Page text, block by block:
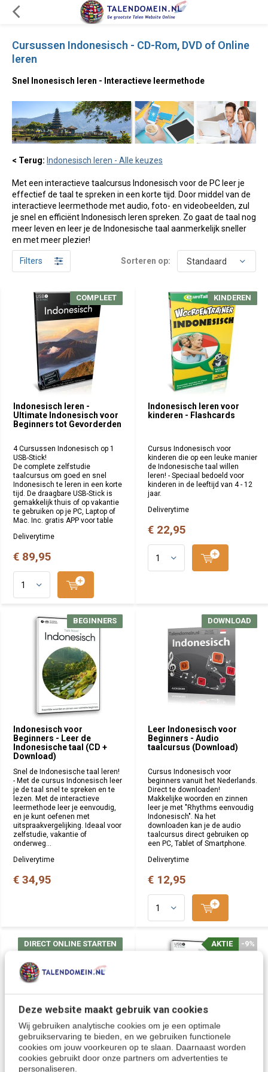
Deze website maakt gebruik van cookies
Wij gebruiken analytische cookies om je een optimale
gebruikservaring te bieden, en we gebruiken functionele
cookies om jouw voorkeuren op te slaan. Daarnaast worden
cookies gebruikt door onze partners om advertenties te
personaliseren.
Cursussen Indonesisch - CD-Rom, DVD of Online
leren
Snel Inonesisch leren - Interactieve leermethode
< Terug: Indonesisch leren - Alle keuzes
Met een interactieve taalcursus Indonesisch voor de PC leer je
effectief de taal te spreken in een korte tijd. Door middel van de
interactieve leermethode met audio, foto- en videobeelden, zul
je snel en efficiënt Indonesisch leren spreken. Zo gaat de taal nog
meer leven en leer je de Indonesische taal aanmerkelijk sneller
en met meer plezier!
Filters Sorteren op:
Indonesisch leren -
Ultimate Indonesisch voor
Beginners tot Gevorderden
4 Cursussen Indonesisch op 1
USB-Stick!
De complete zelfstudie
taalcursus om goed en snel
Indonesisch te leren in een korte
tijd. De draagbare USB-Stick is
gemakkelijk thuis of op vakantie
te gebruiken op je PC, Laptop of
Mac. Inc. gratis APP voor table
Deliverytime
COMPLEET
€ 89,95
COMPLEET
Indonesisch leren voor
kinderen - Flashcards
Cursus Indonesisch voor
kinderen die op een leuke manier
de Indonesische taal willen
leren! - Speciaal bedoeld voor
kinderen in de leeftijd van 4 - 12
jaar.
Deliverytime
KINDEREN
€ 22,95
KINDEREN
Indonesisch voor
Beginners - Leer de
Indonesische taal (CD +
Download)
Snel de Indonesische taal leren!
- Met de cursus Indonesisch leer
je de taal snel te spreken en te
lezen. Met de interactieve
leermethode leer je eenvoudig,
en je kunt oefenen met
uitspraakvergelijking. Ideaal voor
zelfstudie, vakantie of
onderweg...
Deliverytime
BEGINNERS
€ 34,95
BEGINNERS
Leer Indonesisch voor
Beginners - Audio
taalcursus (Download)
Cursus Indonesisch voor
beginners vanuit het Nederlands.
Direct te downloaden!
Makkelijke woorden en zinnen
leer je met "Rhythms eenvoudig
Indonesisch". Na het
downloaden kan je de audio
taalcursus direct gebruiken op
een PC, Tablet of Smartphone.
Deliverytime
DOWNLOAD
€ 12,95
DOWNLOAD
Indonesisch leren - ONLINE
| Complete cursus
DIRECT ONLINE STARTEN
DIRECT ONLINE STARTEN
Instant Indonesisch voor
Beginners - Taalcursus 2 in
-9%
AKTIE -9%
AKTIE